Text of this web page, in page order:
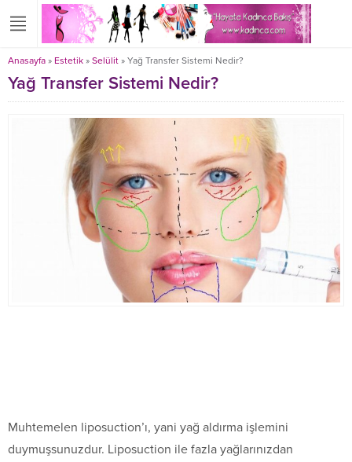
Anasayfa » Estetik » Selülit » Yağ Transfer Sistemi Nedir?
Yağ Transfer Sistemi Nedir?
Muhtemelen liposuction’ı, yani yağ aldırma işlemini
duymuşsunuzdur. Liposuction ile fazla yağlarınızdan